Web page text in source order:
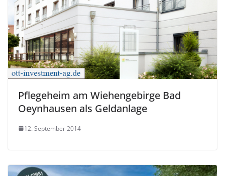
Pflegeheim am Wiehengebirge Bad
Oeynhausen als Geldanlage
12. September 2014